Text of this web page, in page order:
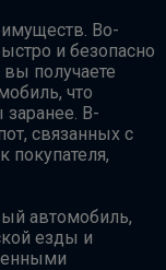
Во-
и безопасно
получаете
что
заранее. В-
связанных с
покупателя,
автомобиль,
езды и